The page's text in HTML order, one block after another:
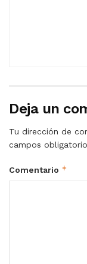
Deja un
Tu dirección de
campos
Comentario *